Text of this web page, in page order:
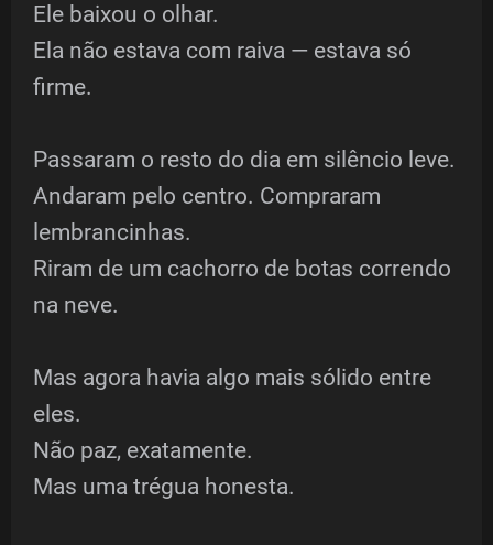
Ele baixou o olhar.
Ela não estava com raiva — estava só
firme.
Passaram o resto do dia em silêncio leve.
Andaram pelo centro. Compraram
lembrancinhas.
Riram de um cachorro de botas correndo
na neve.
Mas agora havia algo mais sólido entre
eles.
Não paz, exatamente.
Mas uma trégua honesta.